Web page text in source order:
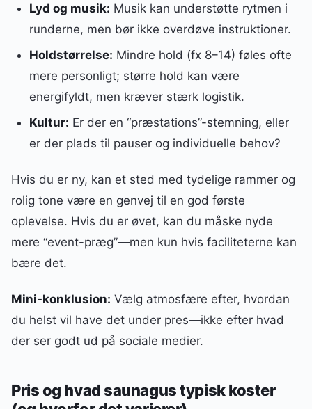
Lyd og musik: Musik kan understøtte rytmen i
runderne, men bør ikke overdøve instruktioner.
Holdstørrelse: Mindre hold (fx 8–14) føles ofte
mere personligt; større hold kan være
energifyldt, men kræver stærk logistik.
Kultur: Er der en “præstations”-stemning, eller
er der plads til pauser og individuelle behov?
Hvis du er ny, kan et sted med tydelige rammer og
rolig tone være en genvej til en god første
oplevelse. Hvis du er øvet, kan du måske nyde
mere “event-præg”—men kun hvis faciliteterne kan
bære det.
Mini-konklusion: Vælg atmosfære efter, hvordan
du helst vil have det under pres—ikke efter hvad
der ser godt ud på sociale medier.
Pris og hvad saunagus typisk koster